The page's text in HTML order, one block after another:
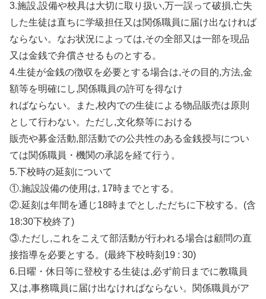
3.施設,設備や校具は大切に取り扱い,万一誤って破損,亡失
した生徒は直ちに学級担任又は関係職員に届け出なければ
ならない。なお状況によっては,その全部又は一部を現品
又は金銭で弁償させるものとする。
4.生徒が金銭の徴収を必要とする場合は,その目的,方法,金
額等を明確にし,関係職員の許可を得なけ
ればならない。また,校内での生徒による物品販売は原則
として行わない。ただし,文化祭等における
販売や募金活動,部活動での公共性のある金銭授与につい
ては関係職員・機関の承認を経て行う。
5.下校時の延刻について
①.施設設備の使用は, 17時までとする。
②.延刻は年間を通じ18時までとし,ただちに下校する。(含
18:30下校終了)
③.ただし,これをこえて部活動が行われる場合は顧問の直
接指導を必要とする。(最終下校時刻19 : 30)
6.日曜・休日等に登校する生徒は,必ず前日までに教職員
又は,事務職員に届け出なければならない。関係職員がア